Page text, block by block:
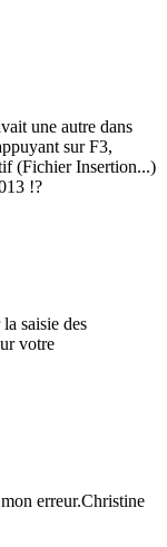
une autre dans
sur F3,
(Fichier Insertion...)
!?
saisie des
votre
erreur.Christine